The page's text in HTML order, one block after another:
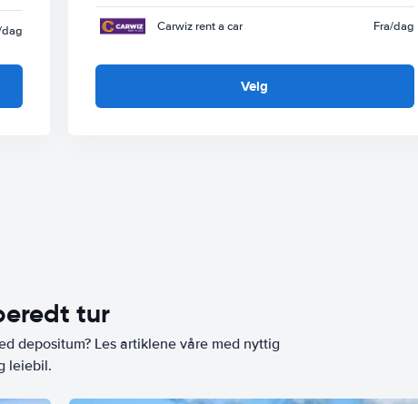
Carwiz rent a car Fra/dag
Velg
tur
depositum? Les artiklene våre med nyttig
leiebil.